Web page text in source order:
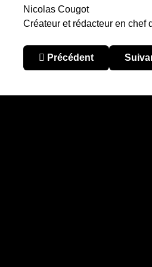
Nicolas Cougot
Créateur et rédacteur en chef
Article précédent : Jour
Précédent